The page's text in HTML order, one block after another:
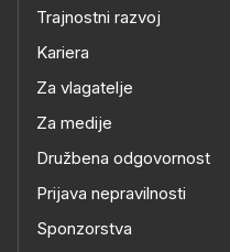
Trajnostni razvoj
Kariera
Za vlagatelje
Za medije
Družbena odgovornost
Prijava nepravilnosti
Sponzorstva